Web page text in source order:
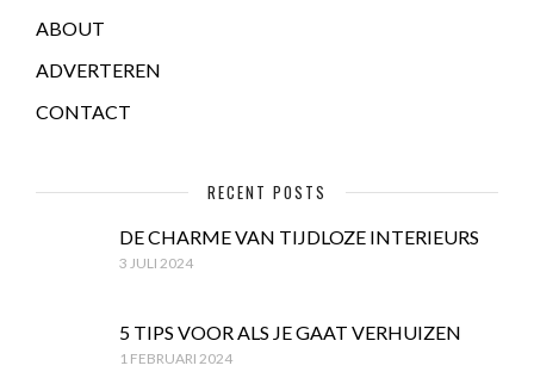
ABOUT
ADVERTEREN
CONTACT
RECENT POSTS
DE CHARME VAN TIJDLOZE INTERIEURS
3 JULI 2024
5 TIPS VOOR ALS JE GAAT VERHUIZEN
1 FEBRUARI 2024